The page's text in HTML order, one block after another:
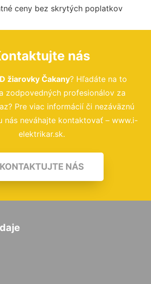
ceny bez skrytých poplatkov
nás
žiarovky Čakany? Hľadáte na to
zodpovedných profesionálov za
Pre viac informácií či nezáväznú
nás neváhajte kontaktovať – www.i-
elektrikar.sk.
KONTAKTUJTE NÁS